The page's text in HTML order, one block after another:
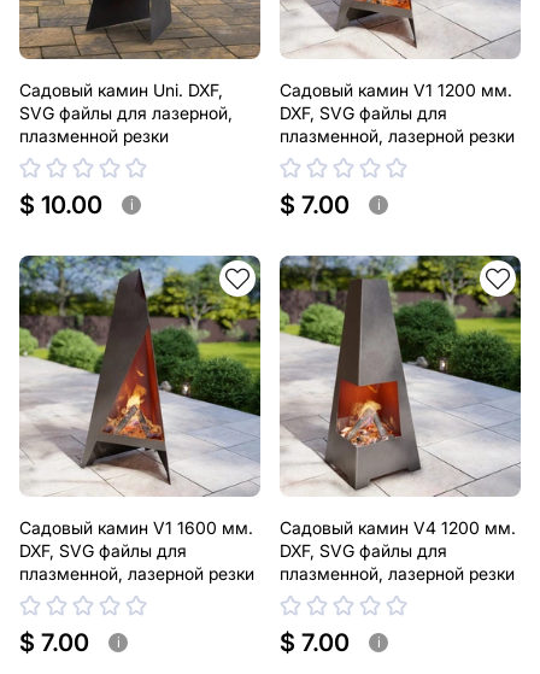
Садовый камин Uni. DXF,
SVG файлы для лазерной,
плазменной резки
$ 10.00 i
Садовый камин V1 1200 мм.
DXF, SVG файлы для
плазменной, лазерной резки
$ 7.00 i
Садовый камин V1 1600 мм.
DXF, SVG файлы для
плазменной, лазерной резки
$ 7.00 i
Садовый камин V4 1200 мм.
DXF, SVG файлы для
плазменной, лазерной резки
$ 7.00 i